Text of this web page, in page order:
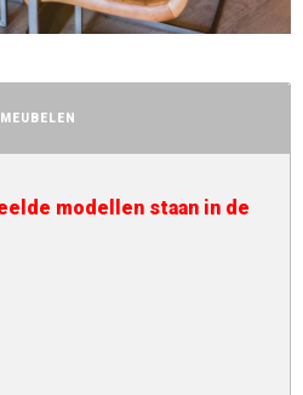
modellen staan in de